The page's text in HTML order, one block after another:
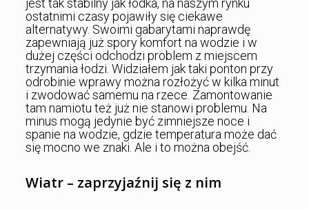
jest tak stabilny jak łódka, na naszym rynku
ostatnimi czasy pojawiły się ciekawe
alternatywy. Swoimi gabarytami naprawdę
zapewniają już spory komfort na wodzie i w
dużej części odchodzi problem z miejscem
trzymania łodzi. Widziałem jak taki ponton przy
odrobinie wprawy można rozłożyć w kilka minut
i zwodować samemu na rzece. Zamontowanie
tam namiotu też już nie stanowi problemu. Na
minus mogą jedynie być zimniejsze noce i
spanie na wodzie, gdzie temperatura może dać
się mocno we znaki. Ale i to można obejść.
Wiatr – zaprzyjaźnij się z nim